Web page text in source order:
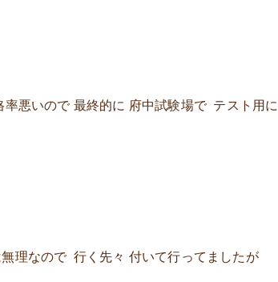
悪いので 最終的に 府中試験場で テスト用
理なので 行く先々 付いて行ってましたが